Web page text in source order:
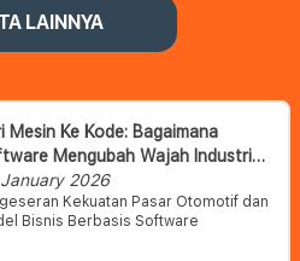
LAINNYA
Mesin Ke Kode: Bagaimana
Mengubah Wajah Industri
Dan Daya Saing Pasar
2026
Kekuatan Pasar Otomotif dan
Bisnis Berbasis Software